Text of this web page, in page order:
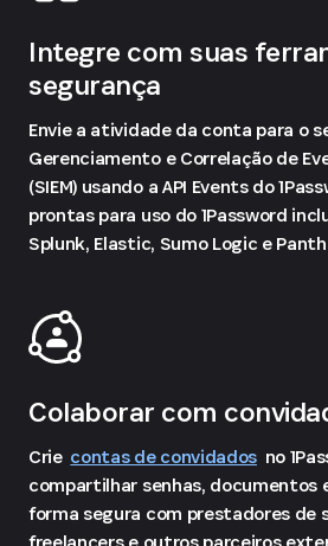
Integre com suas
segurança
Envie a atividade da conta para o
Gerenciamento e Correlação de
(SIEM) usando a API Events do
prontas para uso do 1Password
Splunk, Elastic, Sumo Logic e
Colaborar com
Crie contas de convidados no
compartilhar senhas, documentos
forma segura com prestadores de